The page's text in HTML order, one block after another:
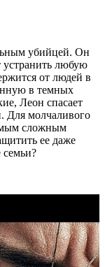
убийцей. Он
устранить любую
от людей в
в темных
Леон спасает
Для молчаливого
сложным
ее даже
семьи?